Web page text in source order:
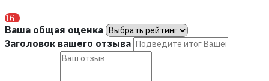
16+
Ваша общая оценка
Заголовок вашего отзыва